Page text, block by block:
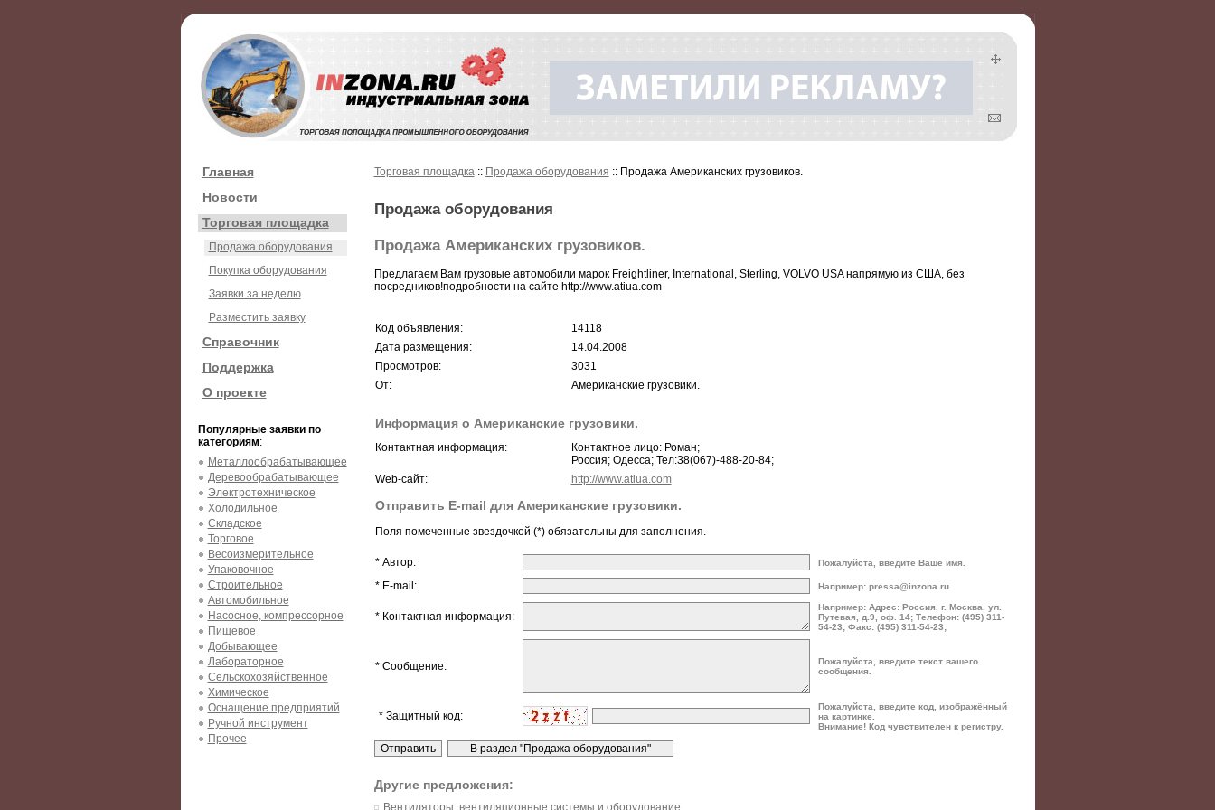
Главная
Новости
Торговая площадка
Продажа оборудования
Покупка оборудования
Заявки за неделю
Разместить заявку
Справочник
Поддержка
О проекте
Популярные заявки по
категориям:
Металлообрабатывающее
Деревообрабатывающее
Электротехническое
Холодильное
Складское
Торговое
Весоизмерительное
Упаковочное
Строительное
Автомобильное
Насосное, компрессорное
Пищевое
Добывающее
Лабораторное
Сельскохозяйственное
Химическое
Оснащение предприятий
Ручной инструмент
Прочее
Торговая площадка:: Продажа оборудования :: Продажа Американских грузовиков.
Продажа оборудования
Продажа Американских грузовиков.
Предлагаем Вам грузовые автомобили марок Freightliner, International, Sterling, VOLVO USA напрямую из США, без
посредников!подробности на сайте http://www.atiua.com
Код объявления:
14118
Дата размещения:
14.04.2008
Просмотров:
3031
От:
Американские грузовики.
Информация о Американские грузовики.
Контактная информация:
Контактное лицо: Роман;
Россия; Одесса; Тел:38(067)-488-20-84;
Web-сайт:
http://www.atiua.com
Отправить E-mail для Американские грузовики.
Поля помеченные звездочкой (*) обязательны для заполнения.
* Автор: Пожалуйста, введите Ваше имя.
* E-mail: Например: pressa@inzona.ru
* Контактная информация:
Например: Адрес: Россия, г. Москва, ул.
Путевая, д.9, оф. 14; Телефон: (495) 311-
54-23; Факс: (495) 311-54-23;
* Сообщение:
Пожалуйста, введите текст вашего
сообщения.
* Защитный код:
Пожалуйста, введите код, изображённый
на картинке.
Внимание! Код чувствителен к регистру.
Другие предложения:
Вентиляторы, вентиляционные системы и оборудование